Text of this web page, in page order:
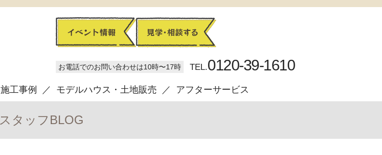
お電話でのお問い合わせは10時〜17時 TEL.0120-39-1610
施工事例 モデルハウス・土地販売 アフターサービス
スタッフBLOG